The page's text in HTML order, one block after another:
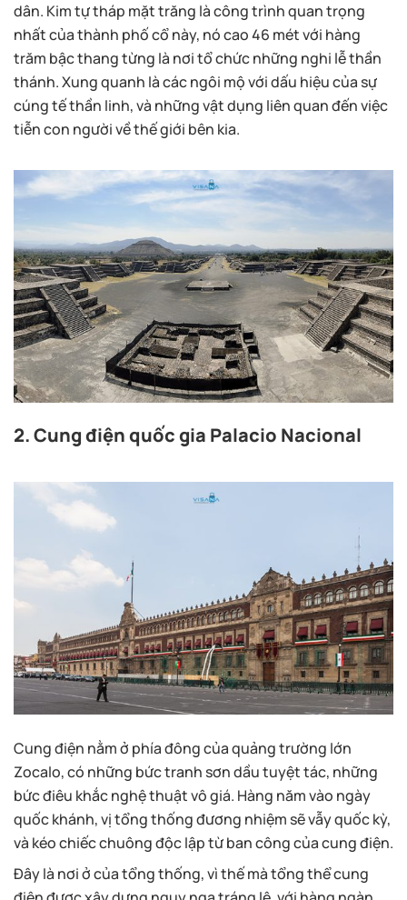
dân. Kim tự tháp mặt trăng là công trình quan trọng
nhất của thành phố cổ này, nó cao 46 mét với hàng
trăm bậc thang từng là nơi tổ chức những nghi lễ thần
thánh. Xung quanh là các ngôi mộ với dấu hiệu của sự
cúng tế thần linh, và những vật dụng liên quan đến việc
tiễn con người về thế giới bên kia.
2. Cung điện quốc gia Palacio Nacional
Cung điện nằm ở phía đông của quảng trường lớn
Zocalo, có những bức tranh sơn dầu tuyệt tác, những
bức điêu khắc nghệ thuật vô giá. Hàng năm vào ngày
quốc khánh, vị tổng thống đương nhiệm sẽ vẫy quốc kỳ,
và kéo chiếc chuông độc lập từ ban công của cung điện.
Đây là nơi ở của tổng thống, vì thế mà tổng thể cung